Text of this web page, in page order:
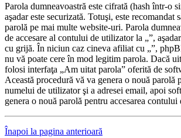
Parola dumneavoastră este cifrată (hash într-o
aşadar este securizată. Totuşi, este recomandat
parolă pe mai multe website-uri. Parola
de accesare al contului de utilizator la „”,
cu grijă. În niciun caz cineva afiliat cu „”,
nu vă poate cere în mod legitim parola. Dacă
folosi interfaţa „Am uitat parola” oferită de
Această procedură vă va genera o nouă parolă
numelui de utilizator şi a adresei email, apoi
genera o nouă parolă pentru accesarea contului
Înapoi la pagina anterioară